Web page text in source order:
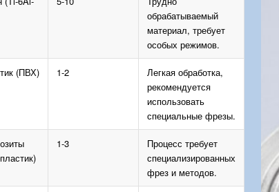
обрабатываемый
материал, требует
особых режимов.
(ПВХ) 1-2
Легкая обработка,
рекомендуется
использовать
специальные фрезы.
1-3
Процесс требует
специализированных
фрез и методов.